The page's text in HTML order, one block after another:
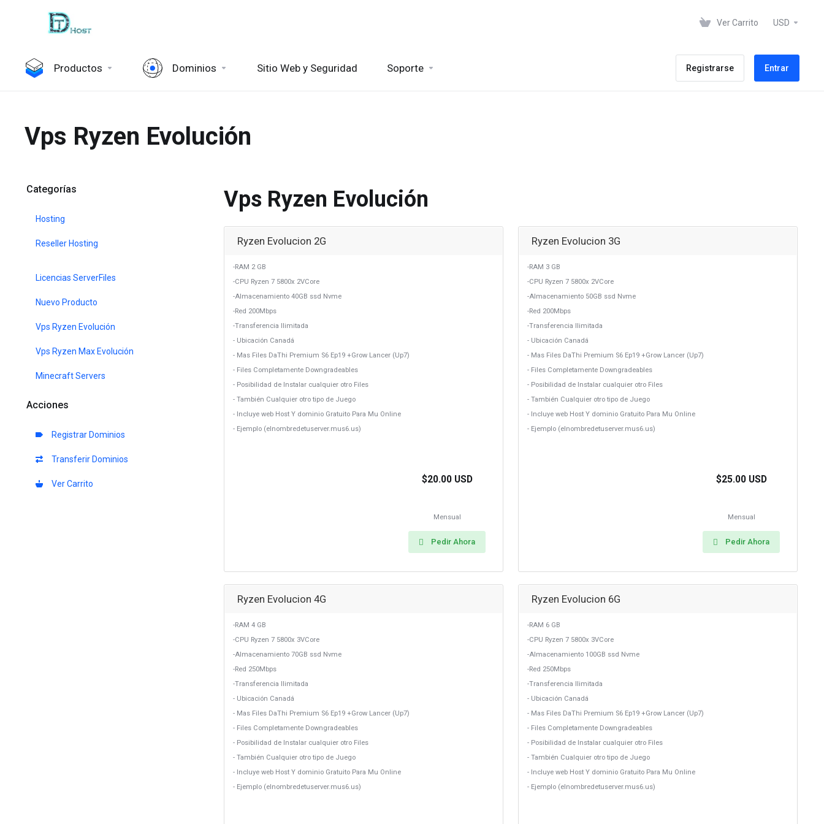
Ver Carrito USD
Productos Dominios Sitio Web y Seguridad Soporte Registrarse Entrar
Vps Ryzen Evolución
Categorías
Hosting
Reseller Hosting
Licencias ServerFiles
Nuevo Producto
Vps Ryzen Evolución
Vps Ryzen Max Evolución
Minecraft Servers
Acciones
Registrar Dominios
Transferir Dominios
Ver Carrito
Vps Ryzen Evolución
Ryzen Evolucion 2G
-RAM 2 GB
-CPU Ryzen 7 5800x 2VCore
-Almacenamiento 40GB ssd Nvme
-Red 200Mbps
-Transferencia Ilimitada
- Ubicación Canadá
- Mas Files DaThi Premium S6 Ep19 +Grow Lancer (Up7)
- Files Completamente Downgradeables
- Posibilidad de Instalar cualquier otro Files
- También Cualquier otro tipo de Juego
- Incluye web Host Y dominio Gratuito Para Mu Online
- Ejemplo (elnombredetuserver.mus6.us)
$20.00 USD
Mensual
Pedir Ahora
Ryzen Evolucion 3G
-RAM 3 GB
-CPU Ryzen 7 5800x 2VCore
-Almacenamiento 50GB ssd Nvme
-Red 200Mbps
-Transferencia Ilimitada
- Ubicación Canadá
- Mas Files DaThi Premium S6 Ep19 +Grow Lancer (Up7)
- Files Completamente Downgradeables
- Posibilidad de Instalar cualquier otro Files
- También Cualquier otro tipo de Juego
- Incluye web Host Y dominio Gratuito Para Mu Online
- Ejemplo (elnombredetuserver.mus6.us)
$25.00 USD
Mensual
Pedir Ahora
Ryzen Evolucion 4G
-RAM 4 GB
-CPU Ryzen 7 5800x 3VCore
-Almacenamiento 70GB ssd Nvme
-Red 250Mbps
-Transferencia Ilimitada
- Ubicación Canadá
- Mas Files DaThi Premium S6 Ep19 +Grow Lancer (Up7)
- Files Completamente Downgradeables
- Posibilidad de Instalar cualquier otro Files
- También Cualquier otro tipo de Juego
- Incluye web Host Y dominio Gratuito Para Mu Online
- Ejemplo (elnombredetuserver.mus6.us)
Ryzen Evolucion 6G
-RAM 6 GB
-CPU Ryzen 7 5800x 3VCore
-Almacenamiento 100GB ssd Nvme
-Red 250Mbps
-Transferencia Ilimitada
- Ubicación Canadá
- Mas Files DaThi Premium S6 Ep19 +Grow Lancer (Up7)
- Files Completamente Downgradeables
- Posibilidad de Instalar cualquier otro Files
- También Cualquier otro tipo de Juego
- Incluye web Host Y dominio Gratuito Para Mu Online
- Ejemplo (elnombredetuserver.mus6.us)